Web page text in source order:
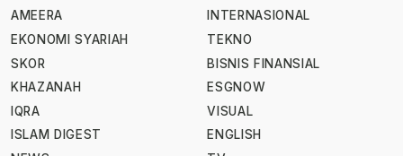
AMEERA
EKONOMI SYARIAH
SKOR
KHAZANAH
IQRA
ISLAM DIGEST
INTERNASIONAL
TEKNO
BISNIS FINANSIAL
ESGNOW
VISUAL
ENGLISH